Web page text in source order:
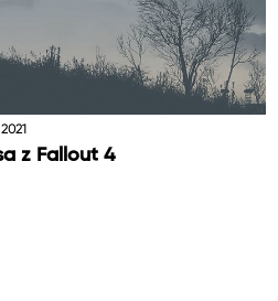
z Fallout 4